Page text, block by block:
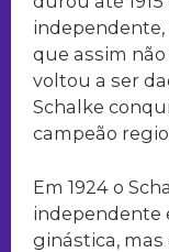
que assim não
voltou a ser
Schalke
campeão
Em 1924 o
independente
ginástica, mas